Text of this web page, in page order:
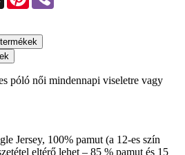
póló női mindennapi viseletre vagy
Jersey, 100% pamut (a 12-es szín
eltérő lehet – 85 % pamut és 15